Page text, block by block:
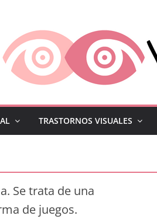
TRASTORNOS VISUALES
Se trata de una
de juegos.